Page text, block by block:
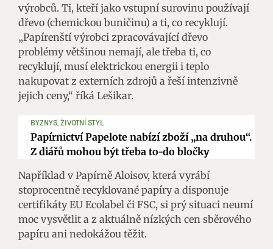
výrobců. Ti, kteří jako vstupní surovinu používají
dřevo (chemickou buničinu) a ti, co recyklují.
„Papírenští výrobci zpracovávající dřevo
problémy většinou nemají, ale třeba ti, co
recyklují, musí elektrickou energii i teplo
nakupovat z externích zdrojů a řeší intenzivně
jejich ceny,“ říká Lešikar.
BYZNYS, ŽIVOTNÍ STYL
Papírnictví Papelote nabízí zboží „na druhou“.
Z diářů mohou být třeba to-do bločky
Například v Papírně Aloisov, která vyrábí
stoprocentně recyklované papíry a disponuje
certifikáty EU Ecolabel či FSC, si prý situaci neumí
moc vysvětlit a z aktuálně nízkých cen sběrového
papíru ani nedokážou těžit.